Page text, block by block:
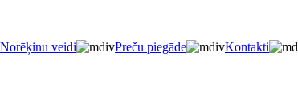
Norēķinu veidi Preču piegāde Kontakti